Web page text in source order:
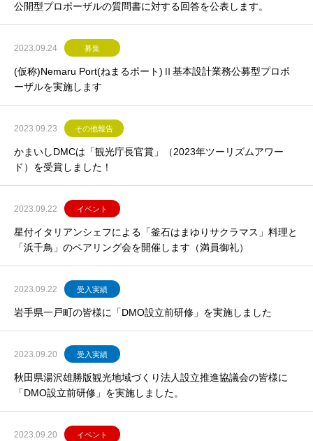
公開型プロポーザルの質問書に対する回答を公表します。
2023.09.24 募集
(仮称)Nemaru Port(ねまるポート)Ⅱ基本設計業務公募型プロポ
ーザルを実施します
2023.09.23 その他報告
かまいしDMCは「観光庁長官賞」（2023年ツーリズムアワー
ド）を受賞しました！
2023.09.22 イベント
星付イタリアンシェフによる「釜石はまゆりサクラマス」料理と
「浜千鳥」のペアリング会を開催します（満員御礼）
2023.09.22 受入実績
岩手県一戸町の皆様に「DMO設立前研修」を実施しました
2023.09.20 受入実績
秋田県湯沢雄勝版観光地域づくり法人設立推進協議会の皆様に
「DMO設立前研修」を実施しました。
2023.09.20 イベント